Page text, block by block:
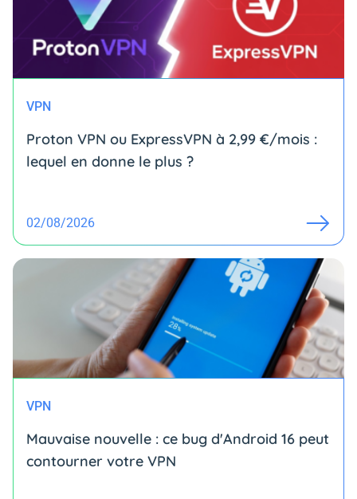
VPN
Proton VPN ou ExpressVPN à 2,99 €/mois :
lequel en donne le plus ?
02/08/2026
VPN
Mauvaise nouvelle : ce bug d'Android 16 peut
contourner votre VPN